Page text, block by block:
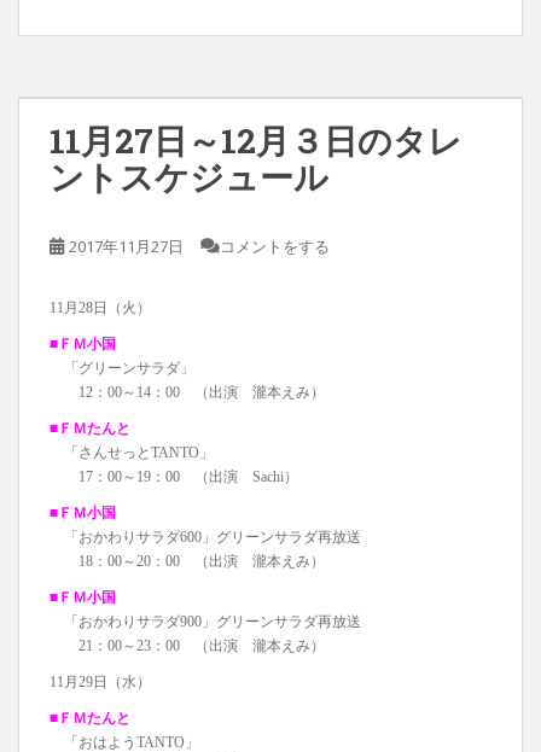
11月27日～12月３日のタレ
ントスケジュール
2017年11月27日 コメントをする
11月28日（火）
■ＦＭ小国
「グリーンサラダ」
12：00～14：00 （出演 瀧本えみ）
■ＦＭたんと
「さんせっとTANTO」
17：00～19：00 （出演 Sachi）
■ＦＭ小国
「おかわりサラダ600」グリーンサラダ再放送
18：00～20：00 （出演 瀧本えみ）
■ＦＭ小国
「おかわりサラダ900」グリーンサラダ再放送
21：00～23：00 （出演 瀧本えみ）
11月29日（水）
■ＦＭたんと
「おはようTANTO」